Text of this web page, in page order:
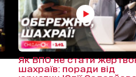
Як ВПО не стати
шахраїв: поради від